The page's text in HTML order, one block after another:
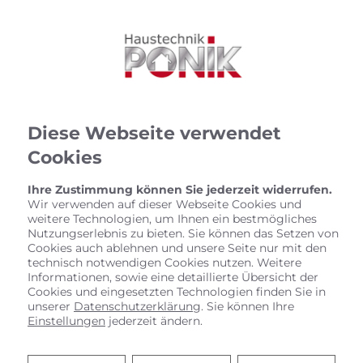
Der Experte für Öl- und
Diese Webseite verwendet
Cookies
Ihre Zustimmung können Sie jederzeit widerrufen.
Wir verwenden auf dieser Webseite Cookies und
weitere Technologien, um Ihnen ein bestmögliches
Nutzungserlebnis zu bieten. Sie können das Setzen von
Cookies auch ablehnen und unsere Seite nur mit den
technisch notwendigen Cookies nutzen. Weitere
Informationen, sowie eine detaillierte Übersicht der
Cookies und eingesetzten Technologien finden Sie in
unserer Datenschutzerklärung. Sie können Ihre
Einstellungen jederzeit ändern.